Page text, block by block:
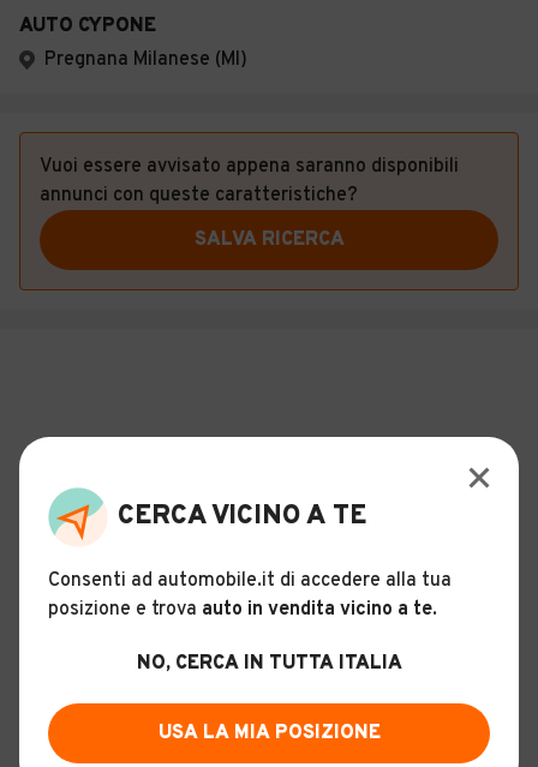
AUTO CYPONE
Pregnana Milanese (MI)
Vuoi essere avvisato appena saranno disponibili
annunci con queste caratteristiche?
SALVA RICERCA
MODELLI SIMILI ALTRO
CERCA VICINO A TE
Consenti ad automobile.it di accedere alla tua
posizione e trova auto in vendita vicino a te.
NO, CERCA IN TUTTA ITALIA
USA LA MIA POSIZIONE